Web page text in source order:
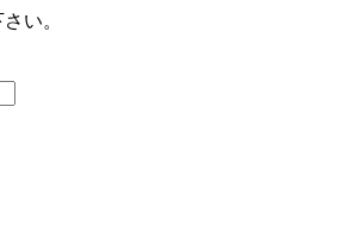
い。